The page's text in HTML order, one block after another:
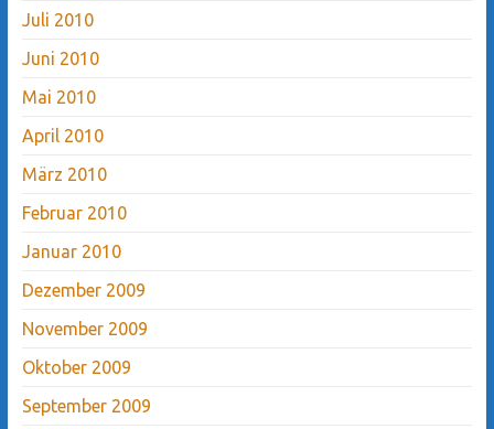
Juli 2010
Juni 2010
Mai 2010
April 2010
März 2010
Februar 2010
Januar 2010
Dezember 2009
November 2009
Oktober 2009
September 2009